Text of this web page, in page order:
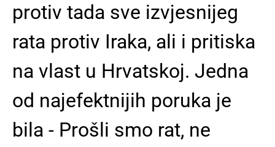
protiv tada sve izvjesnijeg
rata protiv Iraka, ali i pritiska
na vlast u Hrvatskoj. Jedna
od najefektnijih poruka je
bila - Prošli smo rat, ne